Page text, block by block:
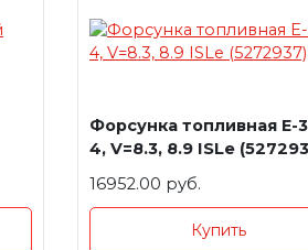
Форсунка топливная E-
4, V=8.3, 8.9 ISLe
16952.00 руб.
Купить